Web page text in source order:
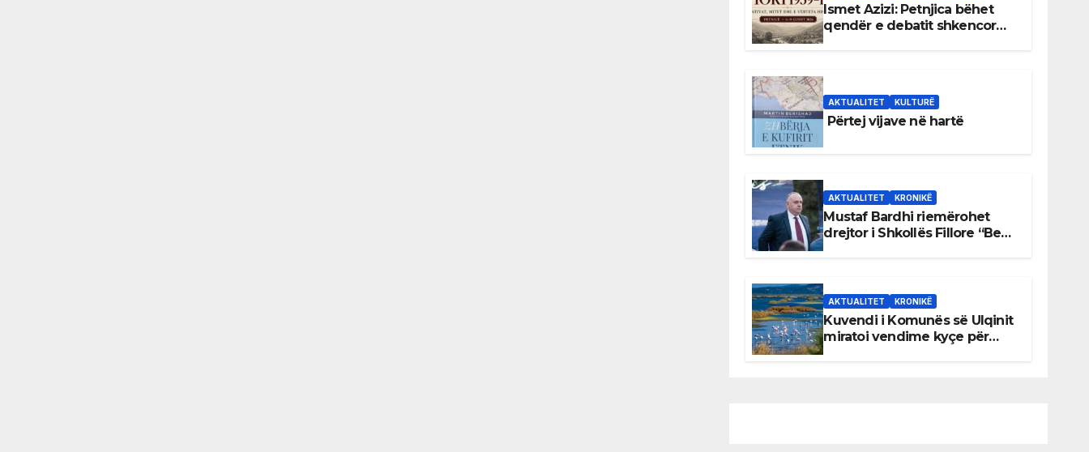
Ismet Azizi: Petnjica bëhet
qendër e debatit shkencor
AKTUALITET KULTURË
Përtej vijave në hartë
AKTUALITET KRONIKË
Mustaf Bardhi riemërohet
drejtor i Shkollës Fillore “Bedri
AKTUALITET KRONIKË
Kuvendi i Komunës së Ulqinit
miratoi vendime kyçe për